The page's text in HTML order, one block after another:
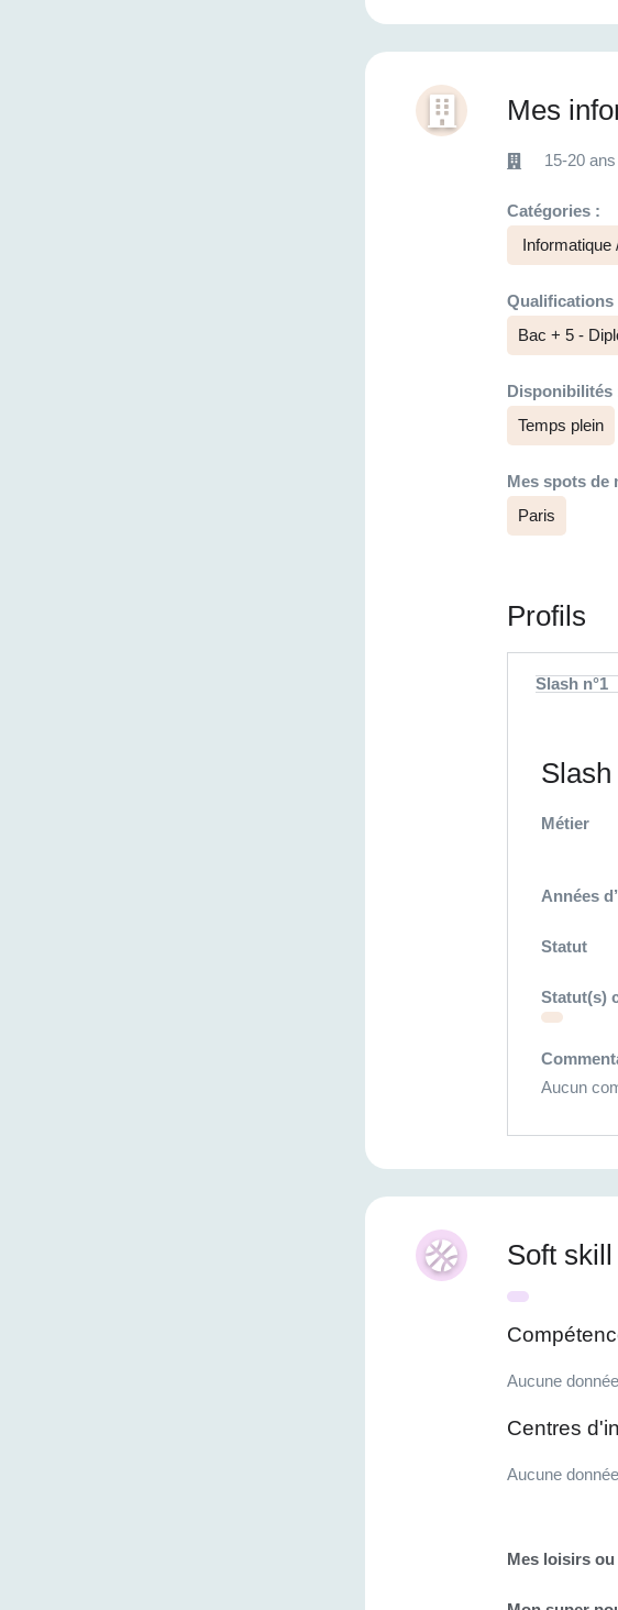
Mes
15-20 ans
Catégories :
Informatique
Qualifications
Bac + 5 -
Disponibilités
Temps plein
Mes spots de
Paris
Profils
Slash n°1
Slash
Métier
Années
Statut
Statut(s)
Aucun
Soft
Aucune
Centres
Aucune
Mes loisirs